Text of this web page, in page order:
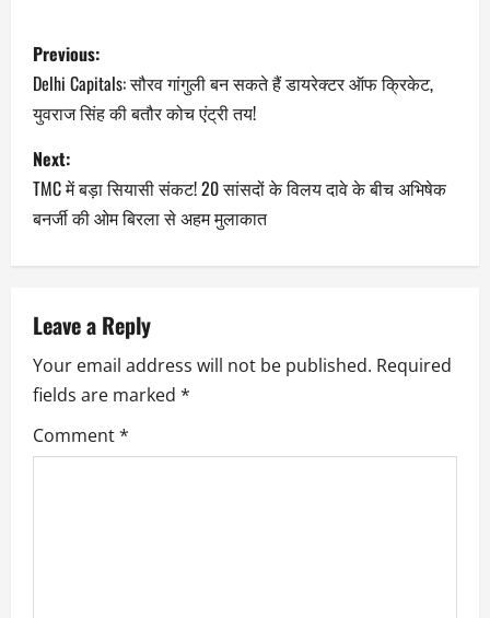
Previous:
Delhi Capitals: सौरव गांगुली बन सकते हैं डायरेक्टर ऑफ क्रिकेट,
युवराज सिंह की बतौर कोच एंट्री तय!
Next:
TMC में बड़ा सियासी संकट! 20 सांसदों के विलय दावे के बीच अभिषेक
बनर्जी की ओम बिरला से अहम मुलाकात
Leave a Reply
Your email address will not be published. Required
fields are marked *
Comment*